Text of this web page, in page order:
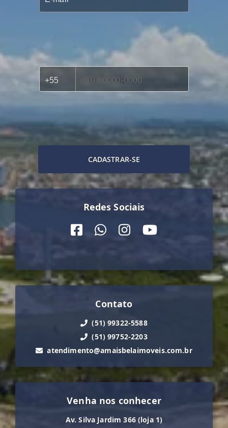
CADASTRAR-SE
Redes Sociais
Contato
(51) 99322-5588
(51) 99752-2203
atendimento@amaisbelaimoveis.com.br
Venha nos conhecer
Av. Silva Jardim 366 (loja 1)